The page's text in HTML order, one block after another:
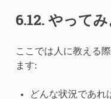
6.12. やってみ
ここでは人に教える
ます:
どんな状況であれ